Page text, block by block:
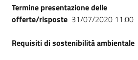
Termine presentazione delle
offerte/risposte 31/07/2020 11:00
Requisiti di sostenibilità ambientale